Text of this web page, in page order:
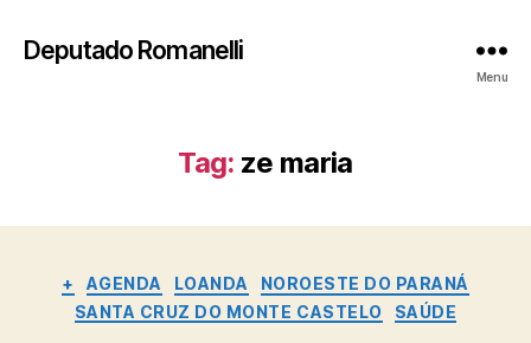
Deputado Romanelli
Menu
Tag: ze maria
Categorias
+ AGENDA LOANDA
NOROESTE DO PARANÁ
SANTA CRUZ DO MONTE CASTELO
SAÚDE